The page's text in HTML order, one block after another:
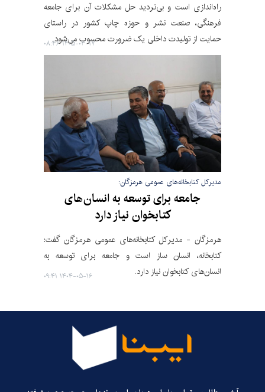
راه‌اندازی است و بی‌تردید حل مشکلات آن برای جامعه
فرهنگی، صنعت نشر و حوزه چاپ کشور در راستای
حمایت از تولیدت داخلی یک ضرورت محسوب می‌شود.
۱۴۰۵-۰۳-۱۷ ۰۸:۴۶
مدیرکل کتابخانه‌های عمومی هرمزگان:
جامعه برای توسعه به انسان‌های
کتابخوان نیاز دارد
هرمزگان - مدیرکل کتابخانه‌های عمومی هرمزگان گفت:
کتابخانه، انسان ساز است و جامعه برای توسعه به
انسان‌های کتابخوان نیاز دارد.
۱۴۰۴-۰۵-۱۶ ۰۹:۴۱